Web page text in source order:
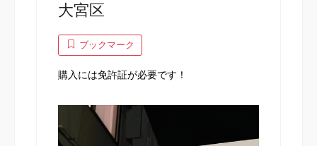
大宮区
ブックマーク
購入には免許証が必要です！